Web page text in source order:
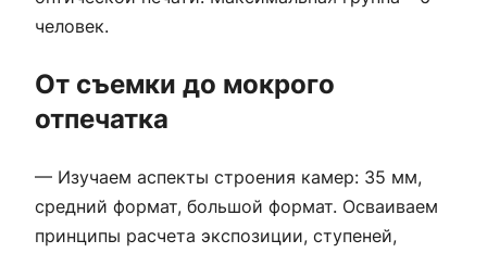
человек.
От съемки до мокрого
отпечатка
— Изучаем аспекты строения камер: 35 мм,
средний формат, большой формат. Осваиваем
принципы расчета экспозиции, ступеней,